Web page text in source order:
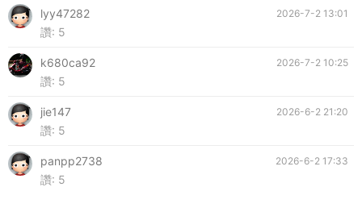
2026-7-2 13:01
lyy47282
讚: 5
2026-7-2 10:25
k680ca92
讚: 5
2026-6-2 21:20
jie147
讚: 5
2026-6-2 17:33
panpp2738
讚: 5